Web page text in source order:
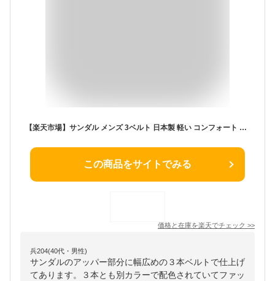
【楽天市場】サンダル メンズ 3ベルト 日本製 軽い コンフォート EVAソール MTRC21C3 trico トリコ | おしゃれ かっこいい 軽量 夏 ぺたんこ クッション 痛くない 歩きやすい 疲れない オフィス 玄関 黒：リゲッタカヌー専門店 Canoe trico
この商品をサイトでみる
価格と在庫を楽天でチェック >>
兵204(40代・男性)
サンダルのアッパー部分に幅広めの３本ベルトで仕上げ
てあります。３本とも別カラーで配色されていてファッ